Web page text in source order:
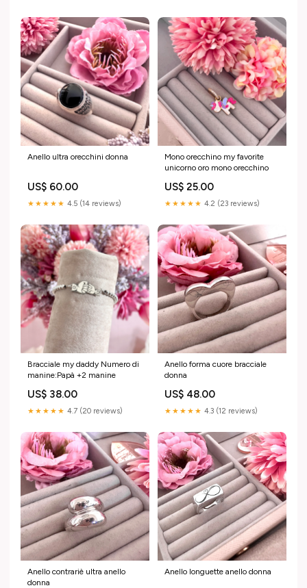
Anello ultra orecchini donna
US$ 60.00
★★★★★ 4.5 (14 reviews)
Mono orecchino my favorite
unicorno oro mono orecchino
US$ 25.00
★★★★★ 4.2 (23 reviews)
Bracciale my daddy Numero di
manine:Papà +2 manine
US$ 38.00
★★★★★ 4.7 (20 reviews)
Anello forma cuore bracciale
donna
US$ 48.00
★★★★★ 4.3 (12 reviews)
Anello contrariè ultra anello
donna
Anello longuette anello donna